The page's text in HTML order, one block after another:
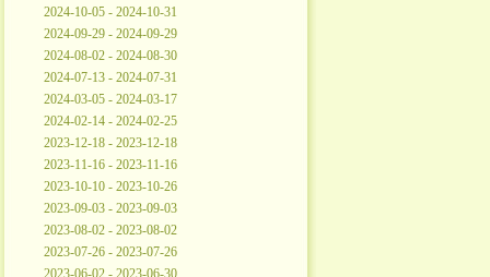
2024-10-05 - 2024-10-31
2024-09-29 - 2024-09-29
2024-08-02 - 2024-08-30
2024-07-13 - 2024-07-31
2024-03-05 - 2024-03-17
2024-02-14 - 2024-02-25
2023-12-18 - 2023-12-18
2023-11-16 - 2023-11-16
2023-10-10 - 2023-10-26
2023-09-03 - 2023-09-03
2023-08-02 - 2023-08-02
2023-07-26 - 2023-07-26
2023-06-02 - 2023-06-30